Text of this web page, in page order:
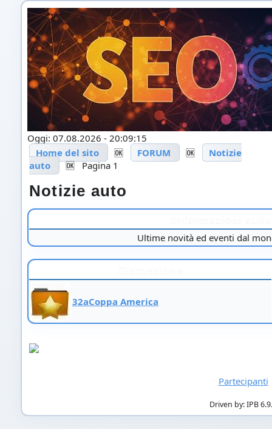
Oggi: 07.08.2026 - 20:09:15
Home del sito
🆗 FORUM 🆗
Notizie
auto
🆗Pagina 1
Notizie auto
Ultime novità ed eventi dal
32aCoppa America
Partecipanti
Driven by: IPB